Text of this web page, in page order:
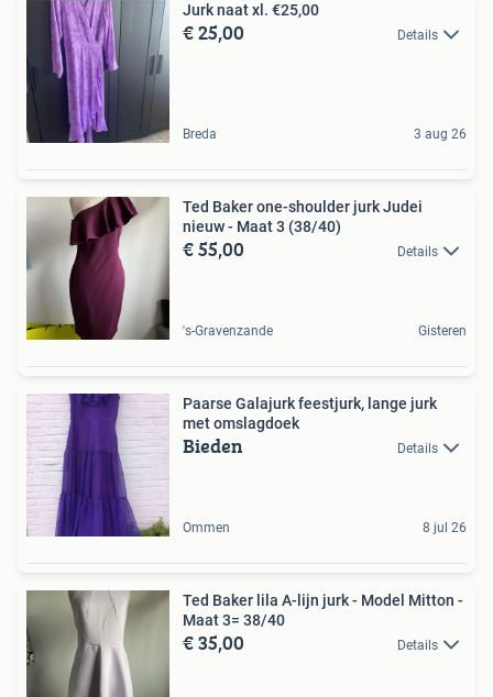
Jurk naat xl. €25,00
€ 25,00 Details
Breda 3 aug 26
Ted Baker one-shoulder jurk Judei
nieuw - Maat 3 (38/40)
€ 55,00 Details
's-Gravenzande Gisteren
Paarse Galajurk feestjurk, lange jurk
met omslagdoek
Bieden Details
Ommen 8 jul 26
Ted Baker lila A-lijn jurk - Model Mitton -
Maat 3= 38/40
€ 35,00 Details